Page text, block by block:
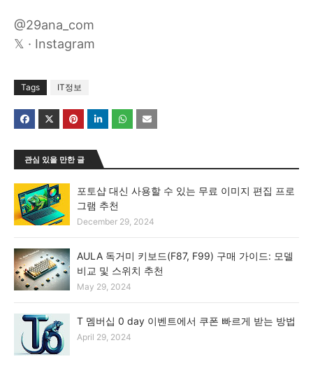
@29ana_com
𝕏 · Instagram
Tags IT정보
관심 있을 만한 글
포토샵 대신 사용할 수 있는 무료 이미지 편집 프로
그램 추천
December 29, 2024
AULA 독거미 키보드(F87, F99) 구매 가이드: 모델
비교 및 스위치 추천
May 29, 2024
T 멤버십 0 day 이벤트에서 쿠폰 빠르게 받는 방법
April 29, 2024